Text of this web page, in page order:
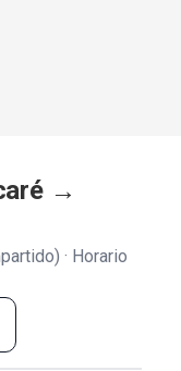
→
· Horario